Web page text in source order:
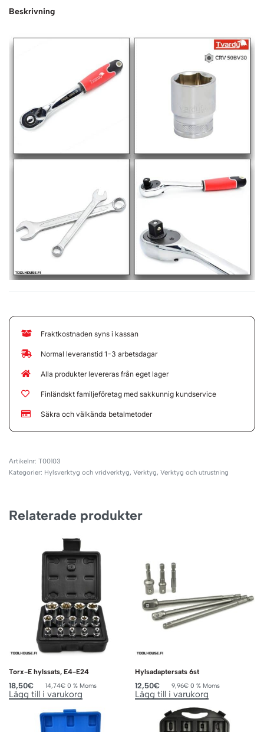
Beskrivning
Fraktkostnaden syns i kassan
Normal leveranstid 1-3 arbetsdagar
Alla produkter levereras från eget lager
Finländskt familjeföretag med sakkunnig kundservice
Säkra och välkända betalmetoder
T00103
Kategorier: Hylsverktyg och vridverktyg, Verktyg, Verktyg och utrustning
Relaterade produkter
Torx-E hylssats, E4-E24
18,50€ 14,74€ 0 % Moms
Lägg till i varukorg
Hylsadaptersats 6st
12,50€ 9,96€ 0 % Moms
Lägg till i varukorg